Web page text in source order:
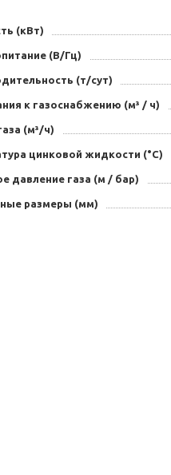
(кВт)
(В/Гц)
(т/сут)
к газоснабжению (м³ / ч)
(м³/ч)
цинковой жидкости (°С)
давление газа (м / бар)
размеры (мм)